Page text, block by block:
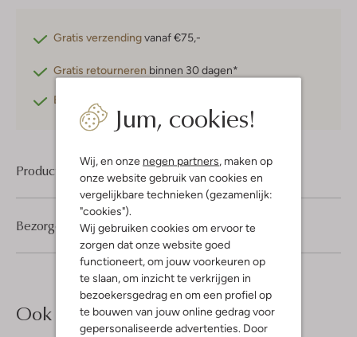
Jum, cookies!
Wij, en onze negen partners , maken op
onze website gebruik van cookies en
vergelijkbare technieken (gezamenlijk:
"cookies").
Wij gebruiken cookies om ervoor te
zorgen dat onze website goed
functioneert, om jouw voorkeuren op
te slaan, om inzicht te verkrijgen in
bezoekersgedrag en om een profiel op
te bouwen van jouw online gedrag voor
gepersonaliseerde advertenties. Door
Gratis verzendingvanaf €75,-
Gratis retourneren binnen 30 dagen*
Betaal achteraf
Product informatie
Bezorgen & retourneren
Ook iets voor jou?